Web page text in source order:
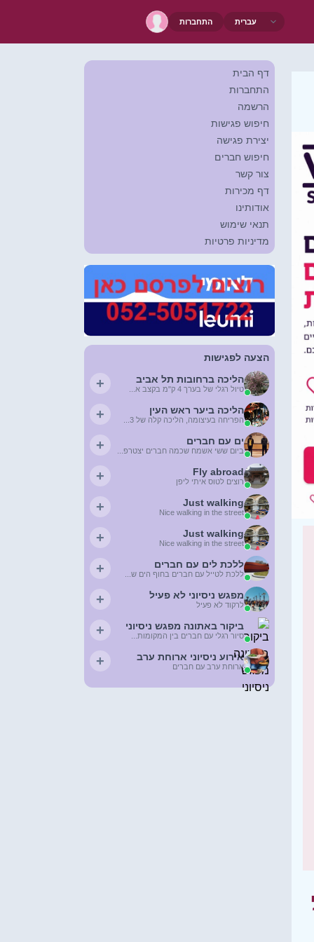
התחברות
דף הבית
התחברות
הרשמה
חיפוש פגישות
יצירת פגישה
חיפוש חברים
צור קשר
דף מכירות
אודותינו
תנאי שימוש
מדיניות פרטיות
הצעה לפגישות
הליכה ברחובות תל אביב
טיול רגלי של בערך 4 ק"מ בקצב א... +
הליכה ביער ראש העין
הפריחה בעיצומה, הליכה קלה של 3... +
ים עם חברים
ביום ששי אשמח שכמה חברים יצטרפ... +
Fly abroad
רוצים לטוס איתי ליפן +
Just walking
Nice walking in the street
+
Just walking
Nice walking in the street
+
ללכת לים עם חברים
ללכת לטייל עם חברים בחוף הים ש... +
מפגש ניסיוני לא פעיל
לרקוד לא פעיל +
ביקור באתונה מפגש ניסיוני
סיור רגלי עם חברים בין המקומות... +
אירוע ניסיוני ארוחת ערב
ארוחת ערב עם חברים +